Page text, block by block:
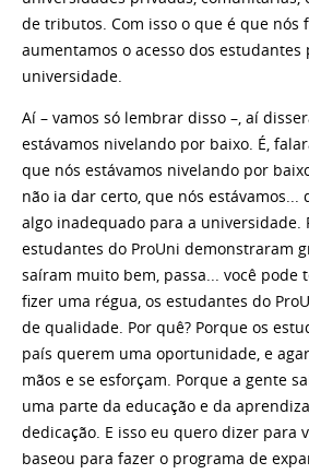
de tributos. Com isso o que é que nós
aumentamos o acesso dos estudantes
universidade.
Aí – vamos só lembrar disso –, aí
estávamos nivelando por baixo. É,
que nós estávamos nivelando por
não ia dar certo, que nós estávamos...
algo inadequado para a universidade.
estudantes do ProUni demonstraram
saíram muito bem, passa... você pode
fizer uma régua, os estudantes do
de qualidade. Por quê? Porque os
país querem uma oportunidade, e
mãos e se esforçam. Porque a gente
uma parte da educação e da
dedicação. E isso eu quero dizer para
baseou para fazer o programa de